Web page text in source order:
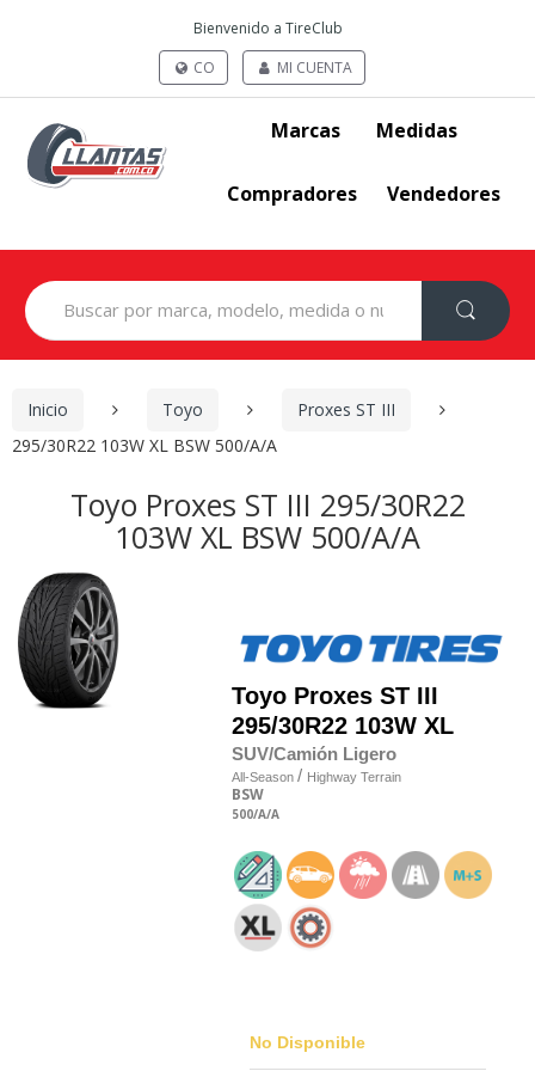
Bienvenido a TireClub
CO
MI CUENTA
Marcas Medidas
Compradores Vendedores
Search
for:
Inicio Toyo
Proxes ST III
295/30R22 103W XL BSW 500/A/A
Toyo Proxes ST III 295/30R22
103W XL BSW 500/A/A
Toyo Proxes ST III
295/30R22 103W XL
SUV/Camión Ligero
All-Season / Highway Terrain
BSW
500/A/A
No Disponible